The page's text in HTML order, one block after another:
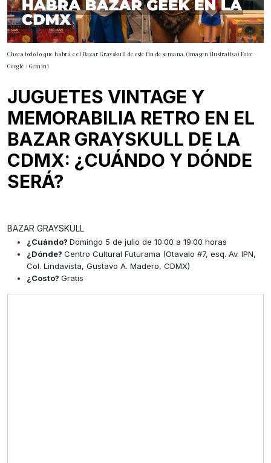
Checa todo lo que habrá e el Bazar Grayskull de este fin de semana. (imagen ilustrativa) Foto:
Google / Gemini
JUGUETES VINTAGE Y
MEMORABILIA RETRO EN EL
BAZAR GRAYSKULL DE LA
CDMX: ¿CUÁNDO Y DÓNDE
SERÁ?
BAZAR GRAYSKULL
¿Cuándo? Domingo 5 de julio de 10:00 a 19:00 horas
¿Dónde? Centro Cultural Futurama (Otavalo #7, esq. Av. IPN,
Col. Lindavista, Gustavo A. Madero, CDMX)
¿Costo? Gratis